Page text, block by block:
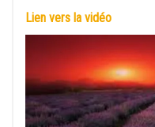
Lien vers la vidéo